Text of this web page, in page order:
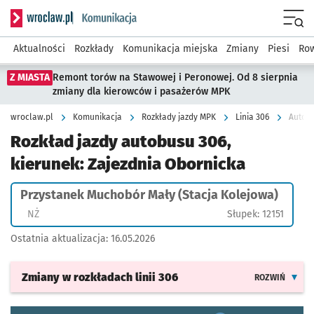
Serwis informacyjny wroclaw.pl podserwis: Komunikacja
Aktualności Rozkłady Komunikacja miejska Zmiany Piesi
Z MIASTA Remont torów na Stawowej i Peronowej. Od 8 sierpnia
zmiany dla kierowców i pasażerów MPK
wroclaw.pl Komunikacja Rozkłady jazdy MPK Linia 306
Rozkład jazdy autobusu 306,
kierunek: Zajezdnia Obornicka
Przystanek Muchobór Mały (Stacja Kolejowa)
NŻPrzystanek na życzenie Słupek: 12151
Ostatnia aktualizacja: 16.05.2026
Zmiany w rozkładach linii 306 ROZWIŃ